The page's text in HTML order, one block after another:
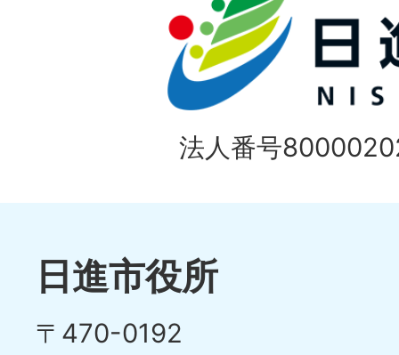
法人番号
日進市役所
〒470-0192